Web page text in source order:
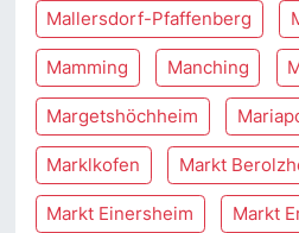
Mallersdorf-Pfaffenberg
Mamming Manching
Margetshöchheim
Marklkofen Markt
Markt Einersheim Markt